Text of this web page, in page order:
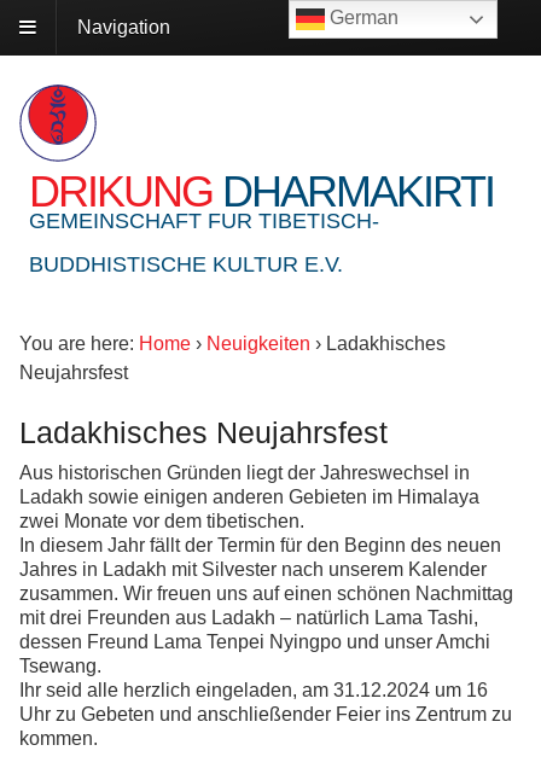
Navigation
DRIKUNG DHARMAKIRTI
GEMEINSCHAFT FUR TIBETISCH-
BUDDHISTISCHE KULTUR E.V.
You are here: Home › Neuigkeiten › Ladakhisches
Neujahrsfest
Ladakhisches Neujahrsfest
Aus historischen Gründen liegt der Jahreswechsel in
Ladakh sowie einigen anderen Gebieten im Himalaya
zwei Monate vor dem tibetischen.
In diesem Jahr fällt der Termin für den Beginn des neuen
Jahres in Ladakh mit Silvester nach unserem Kalender
zusammen. Wir freuen uns auf einen schönen Nachmittag
mit drei Freunden aus Ladakh – natürlich Lama Tashi,
dessen Freund Lama Tenpei Nyingpo und unser Amchi
Tsewang.
Ihr seid alle herzlich eingeladen, am 31.12.2024 um 16
Uhr zu Gebeten und anschließender Feier ins Zentrum zu
kommen.
German